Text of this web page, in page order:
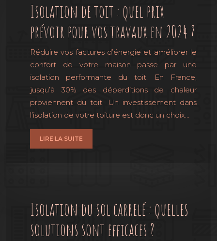
Isolation de toit : quel prix
prévoir pour vos travaux en 2024 ?
Réduire vos factures d’énergie et améliorer le
confort de votre maison passe par une
isolation performante du toit. En France,
jusqu’à 30% des déperditions de chaleur
proviennent du toit. Un investissement dans
l’isolation de votre toiture est donc un choix…
LIRE LA SUITE
Isolation du sol carrelé : quelles
solutions sont efficaces ?